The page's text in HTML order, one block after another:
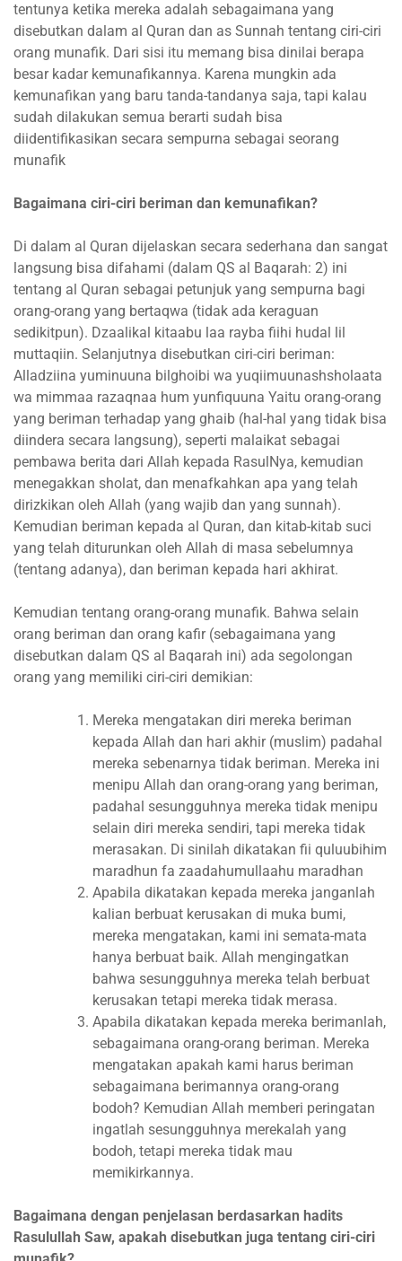
tentunya ketika mereka adalah sebagaimana yang
disebutkan dalam al Quran dan as Sunnah tentang ciri-ciri
orang munafik. Dari sisi itu memang bisa dinilai berapa
besar kadar kemunafikannya. Karena mungkin ada
kemunafikan yang baru tanda-tandanya saja, tapi kalau
sudah dilakukan semua berarti sudah bisa
diidentifikasikan secara sempurna sebagai seorang
munafik
Bagaimana ciri-ciri beriman dan kemunafikan?
Di dalam al Quran dijelaskan secara sederhana dan sangat
langsung bisa difahami (dalam QS al Baqarah: 2) ini
tentang al Quran sebagai petunjuk yang sempurna bagi
orang-orang yang bertaqwa (tidak ada keraguan
sedikitpun). Dzaalikal kitaabu laa rayba fiihi hudal lil
muttaqiin. Selanjutnya disebutkan ciri-ciri beriman:
Alladziina yuminuuna bilghoibi wa yuqiimuunashsholaata
wa mimmaa razaqnaa hum yunfiquuna Yaitu orang-orang
yang beriman terhadap yang ghaib (hal-hal yang tidak bisa
diindera secara langsung), seperti malaikat sebagai
pembawa berita dari Allah kepada RasulNya, kemudian
menegakkan sholat, dan menafkahkan apa yang telah
dirizkikan oleh Allah (yang wajib dan yang sunnah).
Kemudian beriman kepada al Quran, dan kitab-kitab suci
yang telah diturunkan oleh Allah di masa sebelumnya
(tentang adanya), dan beriman kepada hari akhirat.
Kemudian tentang orang-orang munafik. Bahwa selain
orang beriman dan orang kafir (sebagaimana yang
disebutkan dalam QS al Baqarah ini) ada segolongan
orang yang memiliki ciri-ciri demikian:
Mereka mengatakan diri mereka beriman
kepada Allah dan hari akhir (muslim) padahal
mereka sebenarnya tidak beriman. Mereka ini
menipu Allah dan orang-orang yang beriman,
padahal sesungguhnya mereka tidak menipu
selain diri mereka sendiri, tapi mereka tidak
merasakan. Di sinilah dikatakan fii quluubihim
maradhun fa zaadahumullaahu maradhan
Apabila dikatakan kepada mereka janganlah
kalian berbuat kerusakan di muka bumi,
mereka mengatakan, kami ini semata-mata
hanya berbuat baik. Allah mengingatkan
bahwa sesungguhnya mereka telah berbuat
kerusakan tetapi mereka tidak merasa.
Apabila dikatakan kepada mereka berimanlah,
sebagaimana orang-orang beriman. Mereka
mengatakan apakah kami harus beriman
sebagaimana berimannya orang-orang
bodoh? Kemudian Allah memberi peringatan
ingatlah sesungguhnya merekalah yang
bodoh, tetapi mereka tidak mau
memikirkannya.
Bagaimana dengan penjelasan berdasarkan hadits
Rasulullah Saw, apakah disebutkan juga tentang ciri-ciri